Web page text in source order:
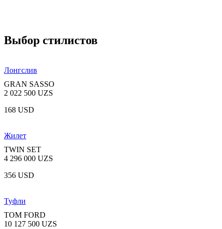
Выбор стилистов
Лонгслив
GRAN SASSO
2 022 500 UZS
168 USD
Жилет
TWIN SET
4 296 000 UZS
356 USD
Туфли
TOM FORD
10 127 500 UZS